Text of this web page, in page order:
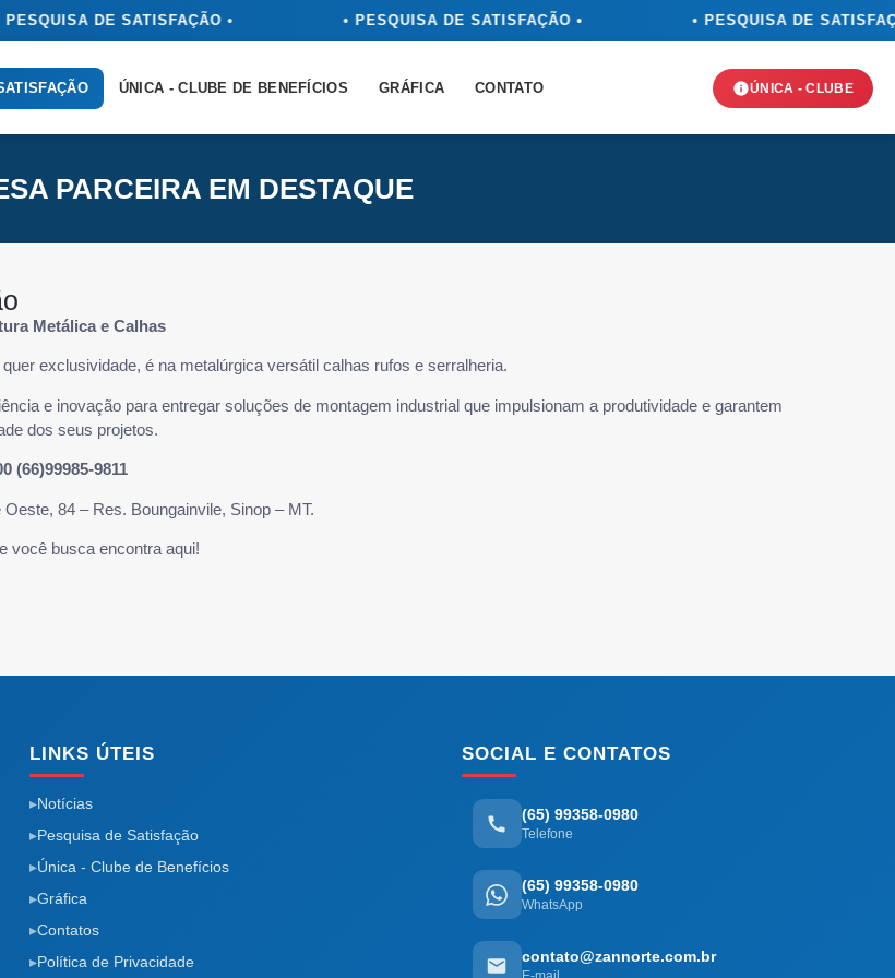
PESQUISA DE SATISFAÇÃO • • PESQUISA DE SATISFAÇÃO • • PESQUISA DE
ÚNICA - CLUBE DE BENEFÍCIOS GRÁFICA CONTATO ÚNICA - CLUBE
PARCEIRA EM DESTAQUE
Metálica e Calhas
exclusividade, é na metalúrgica versátil calhas rufos e serralheria.
e inovação para entregar soluções de montagem industrial que impulsionam a produtividade e garantem
dos seus projetos.
(66)99985-9811
84 – Res. Boungainvile, Sinop – MT.
você busca encontra aqui!
LINKS ÚTEIS
Notícias
Pesquisa de Satisfação
Única - Clube de Benefícios
Gráfica
Contatos
Política de Privacidade
SOCIAL E CONTATOS
(65) 99358-0980
Telefone
(65) 99358-0980
WhatsApp
contato@zannorte.com.br